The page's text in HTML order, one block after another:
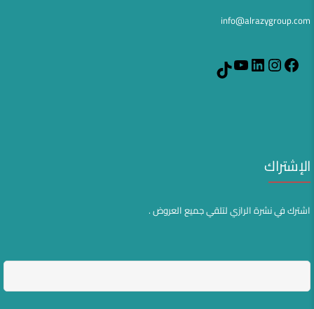
info@alrazygroup.com
Facebook
Instagram
LinkedIn
YouTube
الإشتراك
اشترك في نشرة الرازي لتلقي جميع العروض .